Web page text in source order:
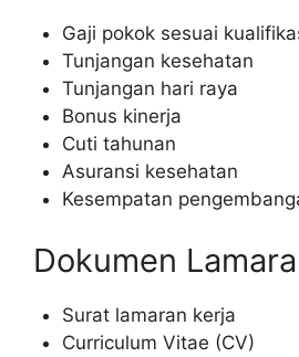
Gaji pokok sesuai
Tunjangan kesehatan
Tunjangan hari raya
Bonus kinerja
Cuti tahunan
Asuransi kesehatan
Kesempatan
Dokumen
Surat lamaran kerja
Curriculum Vitae (CV)